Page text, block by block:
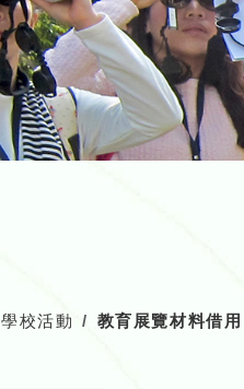
學校活動 教育展覽材料借用